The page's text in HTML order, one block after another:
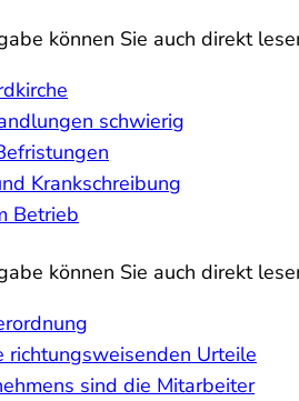
können Sie auch direkt
schwierig
Krankschreibung
Betrieb
können Sie auch direkt
richtungsweisenden Urteile
sind die Mitarbeiter